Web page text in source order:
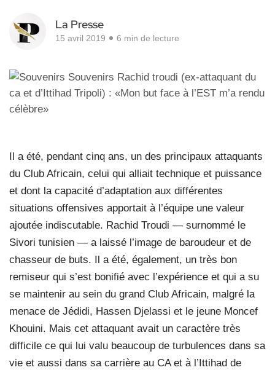
La Presse
15 avril 2019 6 min de lecture
Il a été, pendant cinq ans, un des principaux attaquants
du Club Africain, celui qui alliait technique et puissance
et dont la capacité d’adaptation aux différentes
situations offensives apportait à l’équipe une valeur
ajoutée indiscutable. Rachid Troudi — surnommé le
Sivori tunisien — a laissé l’image de baroudeur et de
chasseur de buts. Il a été, également, un très bon
remiseur qui s’est bonifié avec l’expérience et qui a su
se maintenir au sein du grand Club Africain, malgré la
menace de Jédidi, Hassen Djelassi et le jeune Moncef
Khouini. Mais cet attaquant avait un caractère très
difficile ce qui lui valu beaucoup de turbulences dans sa
vie et aussi dans sa carrière au CA et à l’Ittihad de